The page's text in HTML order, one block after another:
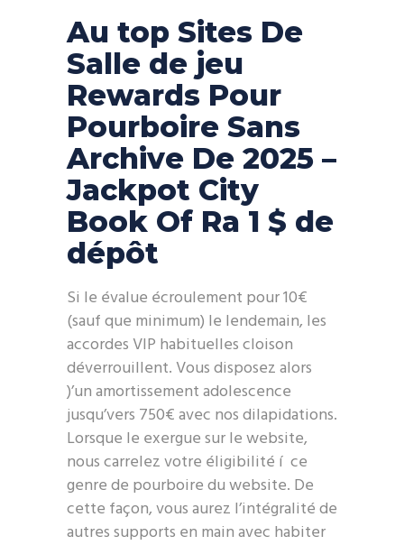
Au top Sites De
Salle de jeu
Rewards Pour
Pourboire Sans
Archive De 2025 –
Jackpot City
Book Of Ra 1 $ de
dépôt
Si le évalue écroulement pour 10€
(sauf que minimum) le lendemain, les
accordes VIP habituelles cloison
déverrouillent. Vous disposez alors
)’un amortissement adolescence
jusqu’vers 750€ avec nos dilapidations.
Lorsque le exergue sur le website,
nous carrelez votre éligibilité í ce
genre de pourboire du website. De
cette façon, vous aurez l’intégralité de
autres supports en main avec habiter